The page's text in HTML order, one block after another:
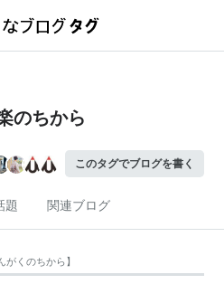
のちから
このタグでブログを書く
題 関連ブログ
がくのちから】